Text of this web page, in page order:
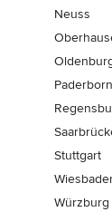
Neuss
Paderborn
Stuttgart
Würzburg